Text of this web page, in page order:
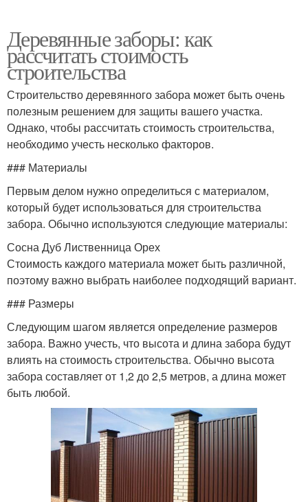
Деревянные заборы: как
рассчитать стоимость
строительства
Строительство деревянного забора может быть очень
полезным решением для защиты вашего участка.
Однако, чтобы рассчитать стоимость строительства,
необходимо учесть несколько факторов.
### Материалы
Первым делом нужно определиться с материалом,
который будет использоваться для строительства
забора. Обычно используются следующие материалы:
Сосна Дуб Лиственница Орех
Стоимость каждого материала может быть различной,
поэтому важно выбрать наиболее подходящий вариант.
### Размеры
Следующим шагом является определение размеров
забора. Важно учесть, что высота и длина забора будут
влиять на стоимость строительства. Обычно высота
забора составляет от 1,2 до 2,5 метров, а длина может
быть любой.